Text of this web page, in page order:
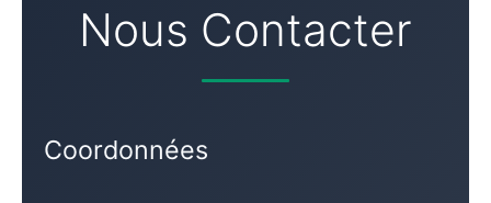
Nous Contacter
Coordonnées